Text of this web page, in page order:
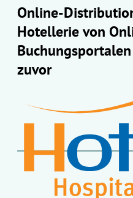
Online-
Hotellerie von
zuvor